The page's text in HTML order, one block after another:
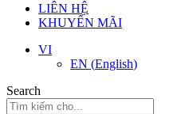
LIÊN HỆ
KHUYẾN MÃI
VI
EN (English)
Search